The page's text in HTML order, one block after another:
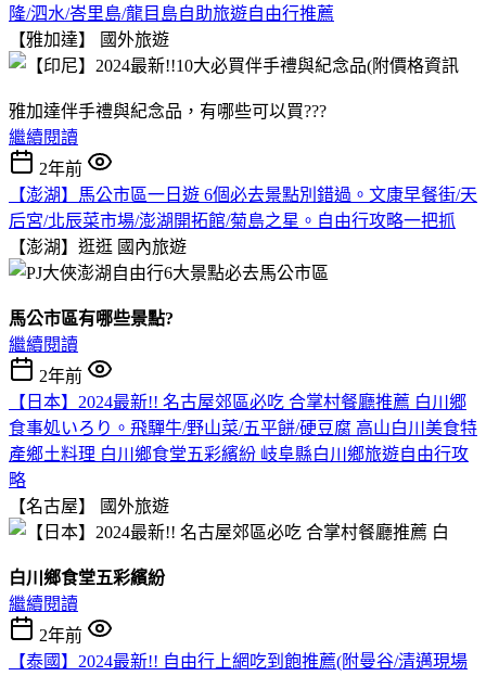
隆/泗水/峇里島/龍目島自助旅遊自由行推薦
【雅加達】
國外旅遊
雅加達伴手禮與紀念品，有哪些可以買???
繼續閱讀
2年前
【澎湖】馬公市區一日遊 6個必去景點別錯過。文康早餐街/天
后宮/北辰菜市場/澎湖開拓館/菊島之星。自由行攻略一把抓
【澎湖】逛逛 國內旅遊
馬公市區有哪些景點?
繼續閱讀
2年前
【日本】2024最新!! 名古屋郊區必吃 合掌村餐廳推薦 白川郷
食事処いろり。飛驒牛/野山菜/五平餅/硬豆腐 高山白川美食特
產鄉土料理 白川鄉食堂五彩繽紛 岐阜縣白川鄉旅遊自由行攻
略
【名古屋】
國外旅遊
白川鄉食堂五彩繽紛
繼續閱讀
2年前
【泰國】2024最新!! 自由行上網吃到飽推薦(附曼谷/清邁現場